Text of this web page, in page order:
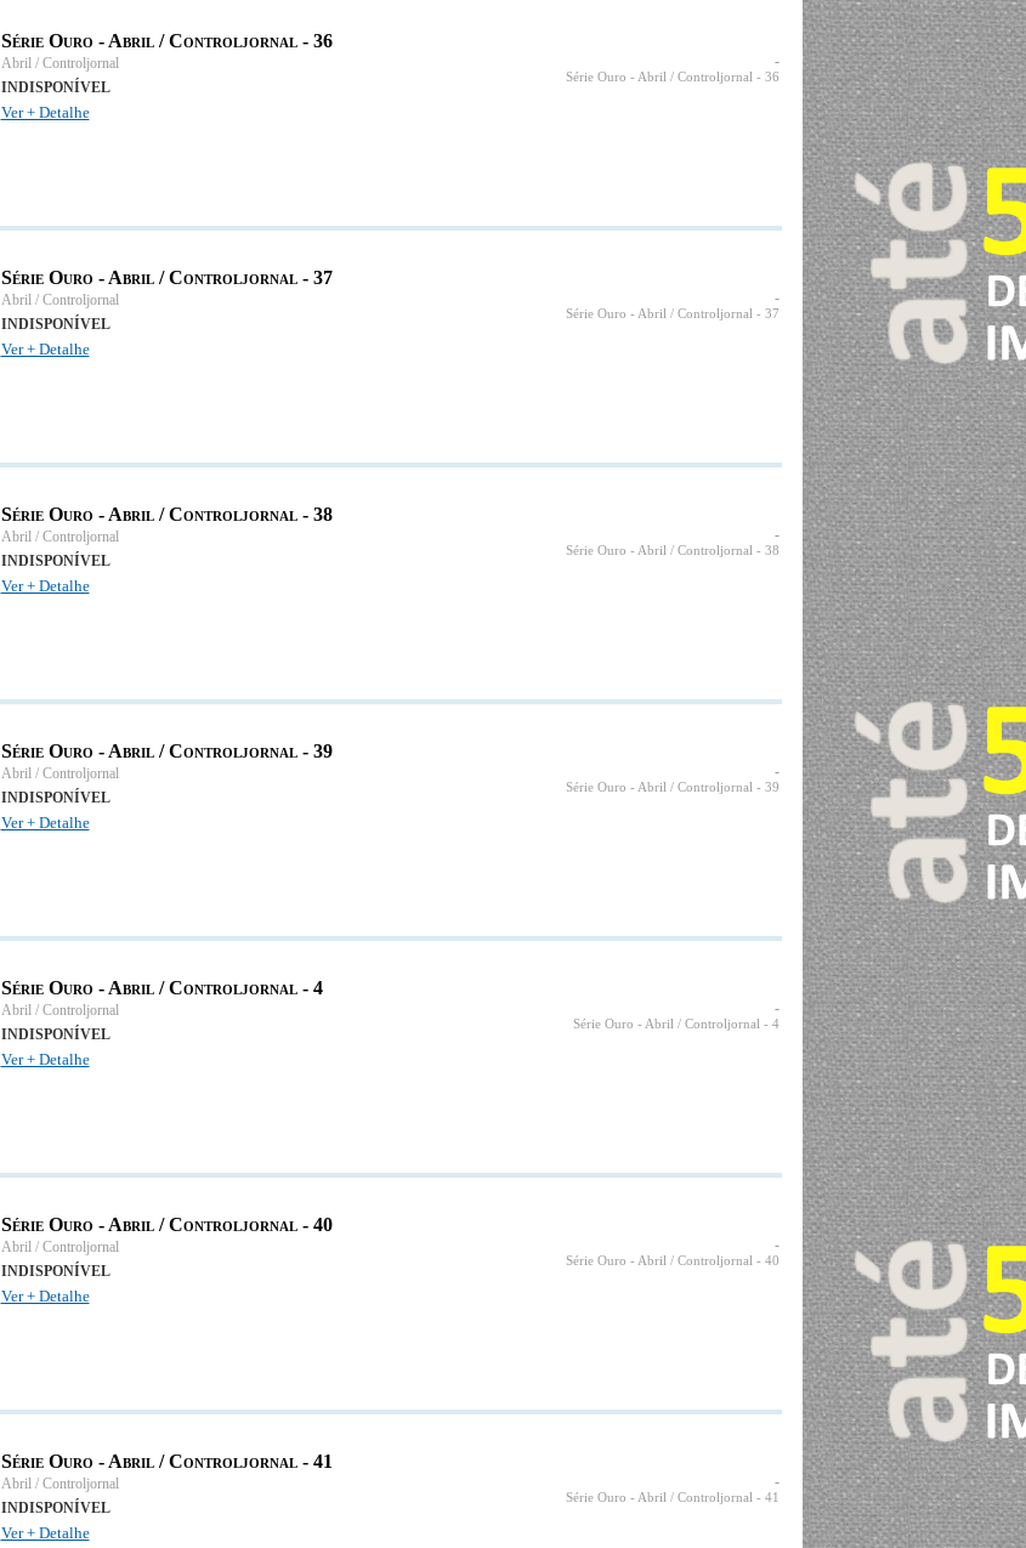
Série Ouro - Abril / Controljornal - 36
Abril / Controljornal
INDISPONÍVEL
Ver + Detalhe
-
Série Ouro - Abril / Controljornal - 36
Série Ouro - Abril / Controljornal - 37
Abril / Controljornal
INDISPONÍVEL
Ver + Detalhe
-
Série Ouro - Abril / Controljornal - 37
Série Ouro - Abril / Controljornal - 38
Abril / Controljornal
INDISPONÍVEL
Ver + Detalhe
-
Série Ouro - Abril / Controljornal - 38
Série Ouro - Abril / Controljornal - 39
Abril / Controljornal
INDISPONÍVEL
Ver + Detalhe
-
Série Ouro - Abril / Controljornal - 39
Série Ouro - Abril / Controljornal - 4
Abril / Controljornal
INDISPONÍVEL
Ver + Detalhe
-
Série Ouro - Abril / Controljornal - 4
Série Ouro - Abril / Controljornal - 40
Abril / Controljornal
INDISPONÍVEL
Ver + Detalhe
-
Série Ouro - Abril / Controljornal - 40
Série Ouro - Abril / Controljornal - 41
Abril / Controljornal
INDISPONÍVEL
Ver + Detalhe
-
Série Ouro - Abril / Controljornal - 41